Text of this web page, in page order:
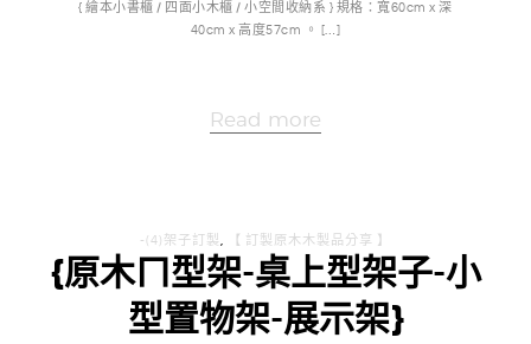
{ 繪本小書櫃 / 四面小木櫃 / 小空間收納系 } 規格：寬60cm x 深
40cm x 高度57cm 。 […]
Read more
-(4)架子訂製, 【 訂製原木木製品分享 】
{原木ㄇ型架-桌上型架子-小
型置物架-展示架}